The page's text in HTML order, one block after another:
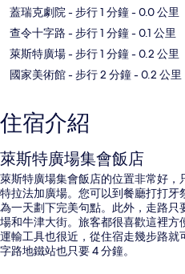
蓋瑞克劇院- 步行 1 分鐘- 0.0 公里
查令十字路 - 步行 1 分鐘- 0.1 公里
萊斯特廣場- 步行 1 分鐘- 0.2 公里
國家美術館- 步行 2 分鐘- 0.2 公里
住宿介紹
萊斯特廣場集會飯店
萊斯特廣場集會飯店的位置非常好，
特拉法加廣場。您可以到餐廳打打牙
為一天劃下完美句點。此外，走路只
場和牛津大街。旅客都很喜歡這裡
運輸工具也很近，從住宿走幾步路
字路地鐵站也只要 4 分鐘。